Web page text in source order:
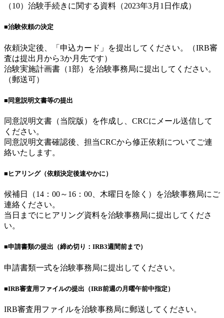
（10）治験手続きに関する資料（2023年3月1日作成）
■治験依頼の決定
依頼決定後、「申込カード」を提出してください。（IRB審
査は提出月から3か月先です）
治験実施計画書（1部）を治験事務局に提出してください。
（郵送可）
■同意説明文書等の提出
同意説明文書（当院版）を作成し、CRCにメール送信して
ください。
同意説明文書確認後、担当CRCから修正依頼についてご連
絡いたします。
■ヒアリング（依頼決定後速やかに）
候補日（14：00～16：00、木曜日を除く）を治験事務局にご
連絡ください。
当日までにヒアリング資料を治験事務局に提出してくださ
い。
■申請書類の提出（締め切り：IRB3週間前まで）
申請書類一式を治験事務局に提出してください。
■IRB審査用ファイルの提出（IRB前週の月曜午前中指定）
IRB審査用ファイルを治験事務局に郵送してください。